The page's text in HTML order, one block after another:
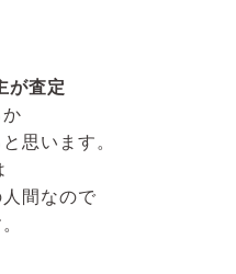
が査定
思います。
間なので